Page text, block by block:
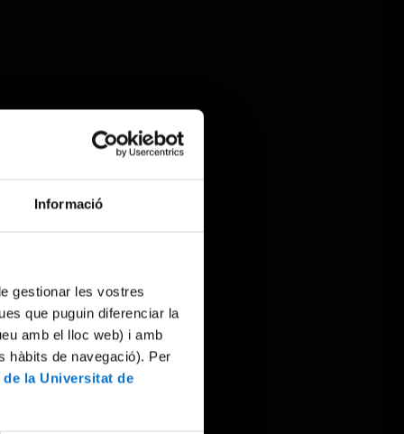
Informació
gestionar les vostres
que puguin diferenciar la
amb el lloc web) i amb
hàbits de navegació). Per
la Universitat de